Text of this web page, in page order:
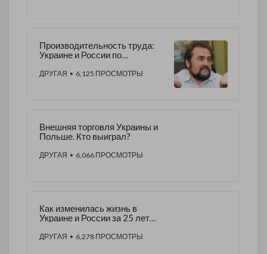
Производительность труда:
Украине и России по
ИНФОГРАФИКА
ДРУГАЯ • 6,125 ПРОСМОТРЫ
Внешняя торговля Украины и
Польше. Кто выиграл?
ДРУГАЯ • 6,066 ПРОСМОТРЫ
Как изменилась жизнь в
Украине и России за 25 лет
ДРУГАЯ • 6,278 ПРОСМОТРЫ